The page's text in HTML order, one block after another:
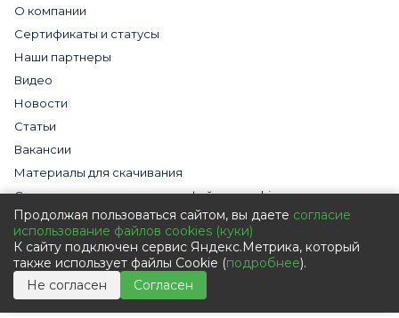
О компании
Сертификаты и статусы
Наши партнеры
Видео
Новости
Статьи
Вакансии
Материалы для скачивания
Cогласие на использование файлов cookies
Обработка персональных данных с помощью сервиса
«Яндекс.Метрика»
Политика в отношении обработки персональных данных
Пользовательское соглашение
Согласие на обработку персональных данных
Продолжая пользоваться сайтом, вы даете согласие
использование файлов cookies (куки)
К сайту подключен сервис Яндекс.Метрика, который
также использует файлы Cookie (подробнее).
Не согласен
Согласен